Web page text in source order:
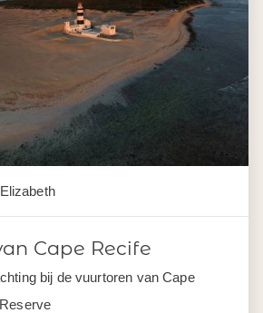
Cape Recife
bij de vuurtoren van Cape